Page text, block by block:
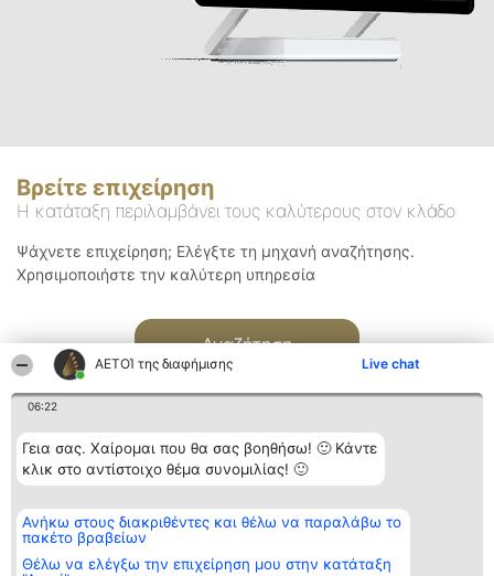
ΑΕΤΟΊ της διαφήμισης Live chat
06:22
Γεια σας. Χαίρομαι που θα σας βοηθήσω! 🙂 Κάντε
κλικ στο αντίστοιχο θέμα συνομιλίας! 🙂
Ανήκω στους διακριθέντες και θέλω να παραλάβω το
πακέτο βραβείων
Θέλω να ελέγξω την επιχείρηση μου στην κατάταξη
Βρείτε επιχείρηση
Η κατάταξη περιλαμβάνει τους καλύτερους στον κλάδο
Ψάχνετε επιχείρηση; Ελέγξτε τη μηχανή αναζήτησης.
Χρησιμοποιήστε την καλύτερη υπηρεσία
Αναζήτηση
Διοργανωτής της
κατάταξης
BEAUTIFUL COMPANY
ΤΗΛ. ΕΠΙΚΟΙΝΩΝΙΑΣ:
Κατάταξη
Διακριθέντες
των
διακριθέντων
Επικοινωνία
Επικοινωνία